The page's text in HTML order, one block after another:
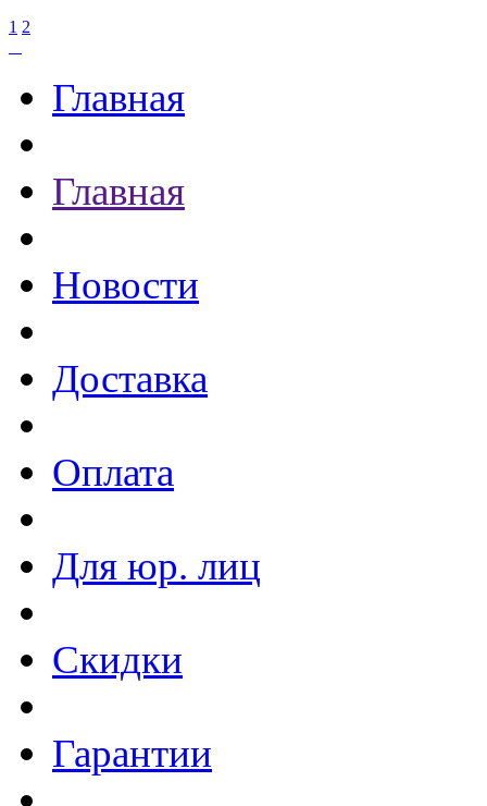
1 2
Главная
Главная
Новости
Доставка
Оплата
Для юр. лиц
Скидки
Гарантии